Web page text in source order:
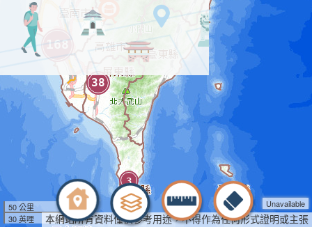
168
38
3
50 公里
30 英哩
Unavailable
本網站所有資料僅供參考用途，不得作為任何形式證明或主張